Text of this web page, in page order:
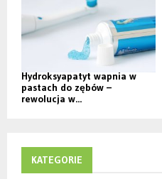
Hydroksyapatyt wapnia w
pastach do zębów –
rewolucja w...
KATEGORIE